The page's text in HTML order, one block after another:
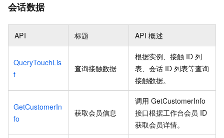
会话数据
API 标题 API 概述
QueryTouchLis
t
查询接触数据
根据实例、接触 ID 列
表、会话 ID 列表等查询
接触数据。
GetCustomerIn
fo
获取会员信息
调用 GetCustomerInfo
接口根据工作台会员 ID
获取会员详情。